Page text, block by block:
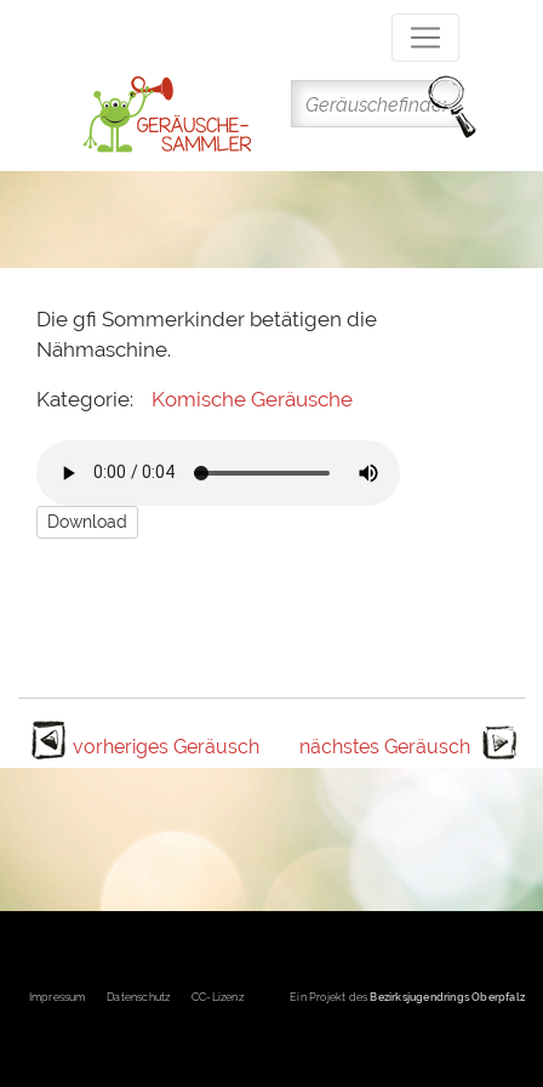
Inhalt
Die gfi Sommerkinder betätigen die
Nähmaschine.
Kategorie: Komische Geräusche
Download
vorheriges Geräusch nächstes Geräusch
Impressum Datenschutz CC-Lizenz Ein Projekt des Bezirksjugendrings Oberpfalz